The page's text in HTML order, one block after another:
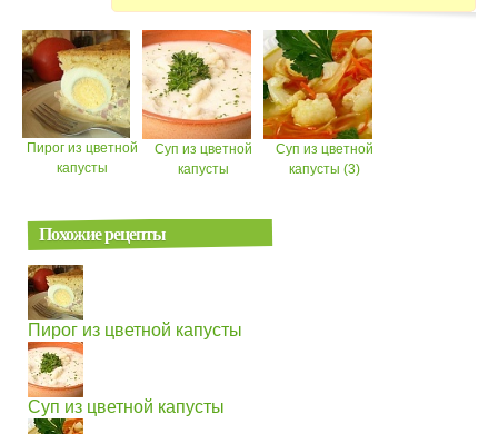
Пирог из цветной
капусты
Суп из цветной
капусты
Суп из цветной
капусты (3)
Похожие рецепты
Пирог из цветной капусты
Суп из цветной капусты